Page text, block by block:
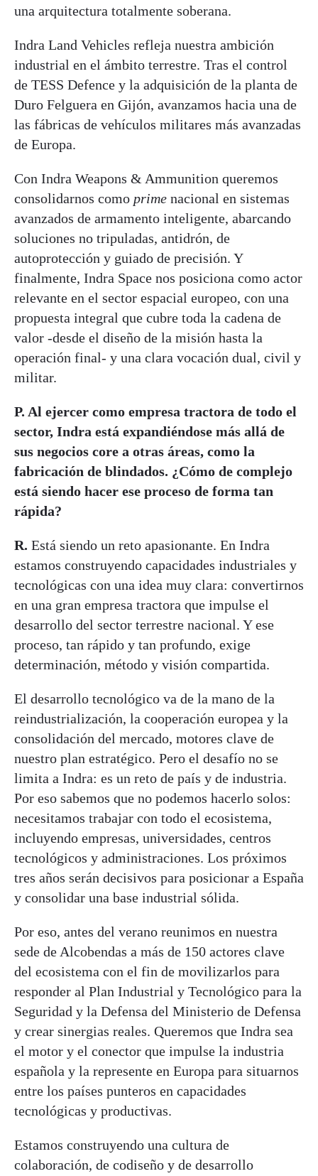
una arquitectura totalmente soberana.
Indra Land Vehicles refleja nuestra ambición
industrial en el ámbito terrestre. Tras el control
de TESS Defence y la adquisición de la planta de
Duro Felguera en Gijón, avanzamos hacia una de
las fábricas de vehículos militares más avanzadas
de Europa.
Con Indra Weapons & Ammunition queremos
consolidarnos como prime nacional en sistemas
avanzados de armamento inteligente, abarcando
soluciones no tripuladas, antidrón, de
autoprotección y guiado de precisión. Y
finalmente, Indra Space nos posiciona como actor
relevante en el sector espacial europeo, con una
propuesta integral que cubre toda la cadena de
valor -desde el diseño de la misión hasta la
operación final- y una clara vocación dual, civil y
militar.
P. Al ejercer como empresa tractora de todo el
sector, Indra está expandiéndose más allá de
sus negocios core a otras áreas, como la
fabricación de blindados. ¿Cómo de complejo
está siendo hacer ese proceso de forma tan
rápida?
R. Está siendo un reto apasionante. En Indra
estamos construyendo capacidades industriales y
tecnológicas con una idea muy clara: convertirnos
en una gran empresa tractora que impulse el
desarrollo del sector terrestre nacional. Y ese
proceso, tan rápido y tan profundo, exige
determinación, método y visión compartida.
El desarrollo tecnológico va de la mano de la
reindustrialización, la cooperación europea y la
consolidación del mercado, motores clave de
nuestro plan estratégico. Pero el desafío no se
limita a Indra: es un reto de país y de industria.
Por eso sabemos que no podemos hacerlo solos:
necesitamos trabajar con todo el ecosistema,
incluyendo empresas, universidades, centros
tecnológicos y administraciones. Los próximos
tres años serán decisivos para posicionar a España
y consolidar una base industrial sólida.
Por eso, antes del verano reunimos en nuestra
sede de Alcobendas a más de 150 actores clave
del ecosistema con el fin de movilizarlos para
responder al Plan Industrial y Tecnológico para la
Seguridad y la Defensa del Ministerio de Defensa
y crear sinergias reales. Queremos que Indra sea
el motor y el conector que impulse la industria
española y la represente en Europa para situarnos
entre los países punteros en capacidades
tecnológicas y productivas.
Estamos construyendo una cultura de
colaboración, de codiseño y de desarrollo